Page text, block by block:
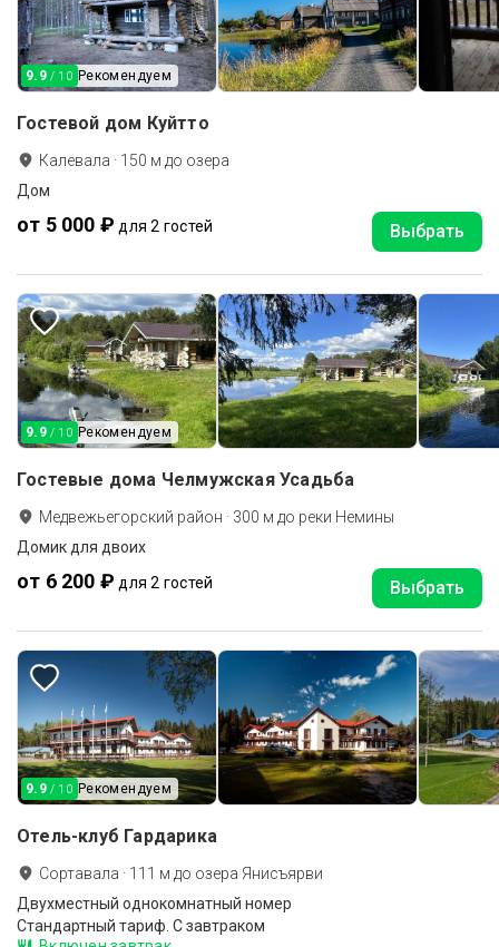
9.9 / 10 Рекомендуем
Гостевой дом Куйтто
Калевала · 150 м до озера
Дом
от 5 000 ₽ для 2 гостей Выбрать
9.9 / 10 Рекомендуем
Гостевые дома Челмужская Усадьба
Медвежьегорский район · 300 м до реки Немины
Домик для двоих
от 6 200 ₽ для 2 гостей Выбрать
9.9 / 10 Рекомендуем
Отель-клуб Гардарика
Сортавала · 111 м до озера Янисъярви
Двухместный однокомнатный номер
Стандартный тариф. С завтраком